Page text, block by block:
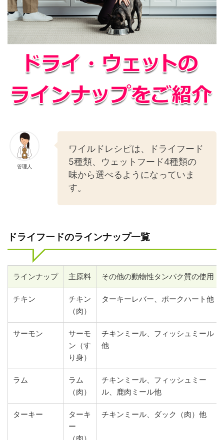
管理人
ワイルドレシピは、ドライフード
5種類、ウェットフード4種類の
味から選べるようになっていま
す。
ドライフードのラインナップ一覧
ラインナップ 主原料 その他の動物性タンパク質の使用
チキン
チキン
（肉）
ターキーレバー、ポークハート他
サーモン
サーモ
ン（す
り身）
チキンミール、フィッシュミール
他
ラム
ラム
（肉）
チキンミール、フィッシュミー
ル、鹿肉ミール他
ターキー
ターキ
ー
チキンミール、ダック（肉）他